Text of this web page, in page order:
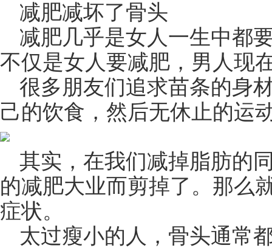
减肥减坏了骨头
减肥几乎是女人一生中都
不仅是女人要减肥，男人现
很多朋友们追求苗条的身
己的饮食，然后无休止的运
其实，在我们减掉脂肪的
的减肥大业而剪掉了。那么
症状。
太过瘦小的人，骨头通常